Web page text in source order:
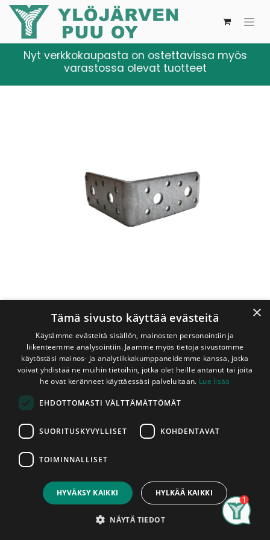
1,15€
Account
Nyt verkkokaupasta on ostettavissa myös
varastossa olevat tuotteet
Shop Kulmarauta 90x90x40 mm Spitec
Kulmarauta 90x90x40 mm Spitec
1,15€
×
Tämä sivusto käyttää evästeitä
Käytämme evästeitä sisällön, mainosten personointiin ja
liikenteemme analysointiin. Jaamme myös tietoja sivustomme
käytöstäsi mainos- ja analytiikkakumppaneidemme kanssa, jotka
voivat yhdistää ne muihin tietoihin, jotka olet heille antanut tai joita
he ovat keränneet käyttäessäsi palveluitaan. Lue lisää
EHDOTTOMASTI VÄLTTÄMÄTTÖMÄT
SUORITUSKYVYLLISET KOHDENTAVAT
TOIMINNALLISET
HYVÄKSY KAIKKI HYLKÄÄ KAIKKI
NÄYTÄ TIEDOT